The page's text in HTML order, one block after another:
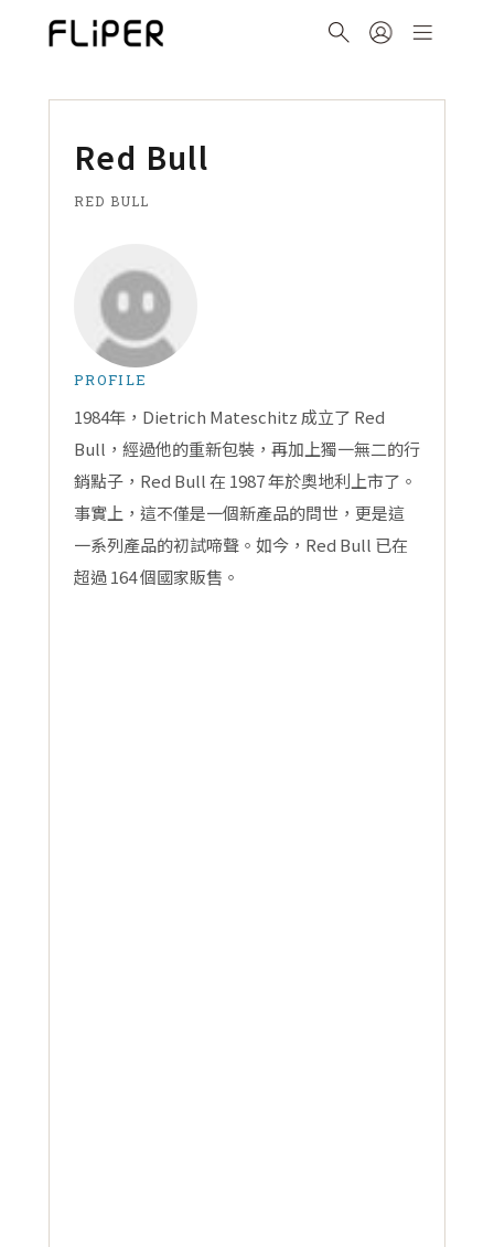
Red Bull
RED BULL
PROFILE
1984年，Dietrich Mateschitz 成立了 Red
Bull，經過他的重新包裝，再加上獨一無二的行
銷點子，Red Bull 在 1987 年於奧地利上市了。
事實上，這不僅是一個新產品的問世，更是這
一系列產品的初試啼聲。如今，Red Bull 已在
超過 164 個國家販售。